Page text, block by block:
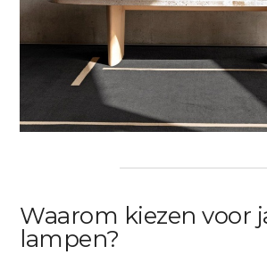
Waarom kiezen voor
lampen?